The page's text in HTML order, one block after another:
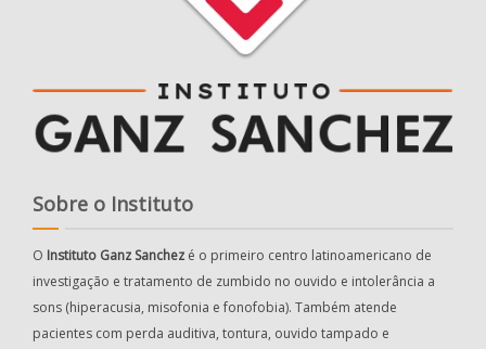
Sobre o Instituto
O Instituto Ganz Sanchez é o primeiro centro latinoamericano de
investigação e tratamento de zumbido no ouvido e intolerância a
sons (hiperacusia, misofonia e fonofobia). Também atende
pacientes com perda auditiva, tontura, ouvido tampado e